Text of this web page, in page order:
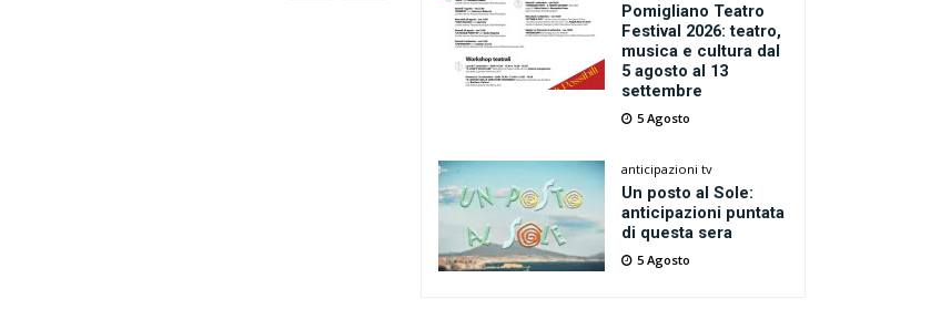
Pomigliano Teatro
Festival 2026: teatro,
musica e cultura dal
5 agosto al 13
settembre
5 Agosto
anticipazioni tv
Un posto al Sole:
anticipazioni puntata
di questa sera
5 Agosto